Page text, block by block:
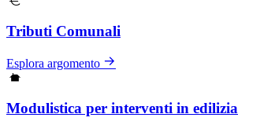
Tributi Comunali
Esplora argomento
Modulistica per interventi in edilizia